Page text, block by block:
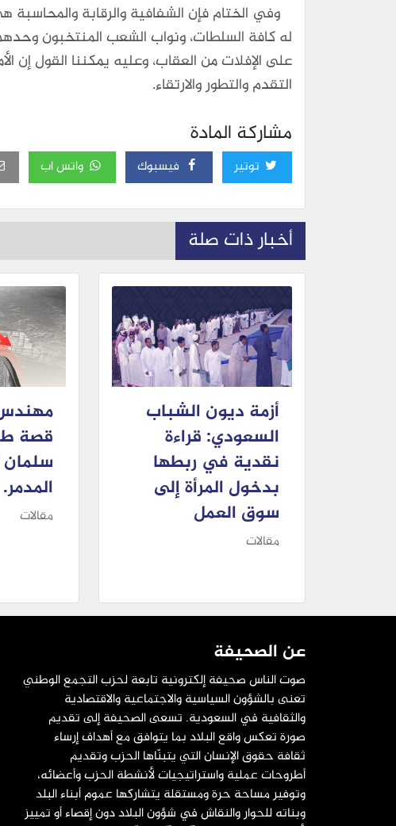
وفي الختام فإن الشفافية والرقابة
له كافة السلطات، ونواب الشعب المنتخبون وحدهم
على الإفلات من العقاب، وعليه يمكننا القول إن
التقدم والتطور والارتقاء.
مشاركة المادة
توتير فيسبوك واتس اب
أخبار ذات صلة
أزمة ديون الشباب
السعودي: قراءة
نقدية في ربطها
بدخول المرأة إلى
سوق العمل
مقالات
قصة
سلمان
المدمر.
مقالات
عن الصحيفة
صوت الناس صحيفة إلكترونية تابعة لحزب التجمع الوطني
تعنى بالشؤون السياسية والاجتماعية والاقتصادية
والثقافية في السعودية. تسعى الصحيفة إلى تقديم
صورة تعكس واقع البلاد بما يتوافق مع أهداف إرساء
ثقافة حقوق الإنسان التي يتبنّاها الحزب وتقديم
أطروحات عملية واستراتيجيات لأنشطة الحزب وأعضائه،
وتوفير مساحة حرة ومستقلة يتشاركها عموم أبناء البلد
وبناته للحوار والنقاش في شؤون البلاد دون إقصاء أو تمييز